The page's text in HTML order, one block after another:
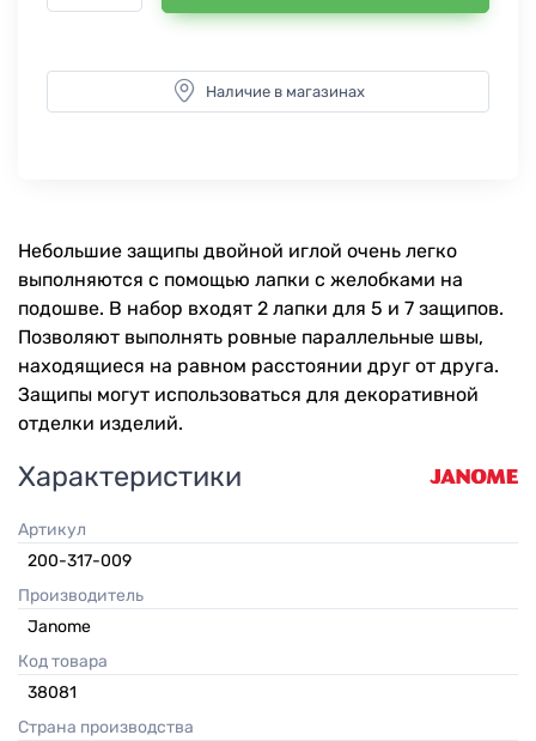
Наличие в магазинах
Небольшие защипы двойной иглой очень легко
выполняются с помощью лапки с желобками на
подошве. В набор входят 2 лапки для 5 и 7 защипов.
Позволяют выполнять ровные параллельные швы,
находящиеся на равном расстоянии друг от друга.
Защипы могут использоваться для декоративной
отделки изделий.
Характеристики
Артикул
200-317-009
Производитель
Janome
Код товара
38081
Страна производства